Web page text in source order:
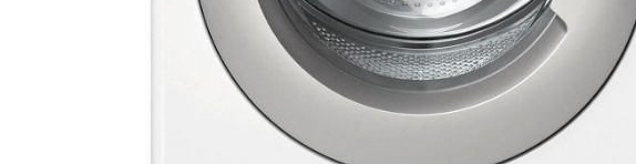
MĀJĀM UN DĀRZAM
SILTUMNĪCAS UN TO PIEDERUMI